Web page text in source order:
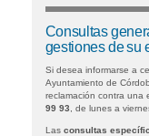
Consultas
gestiones de su
Si desea informarse a
Ayuntamiento de
reclamación contra una
99 93 , de lunes a
Las consultas